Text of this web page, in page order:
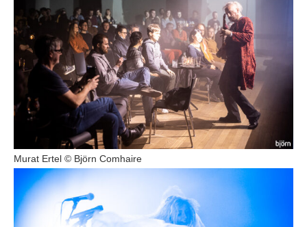
Murat Ertel © Björn Comhaire